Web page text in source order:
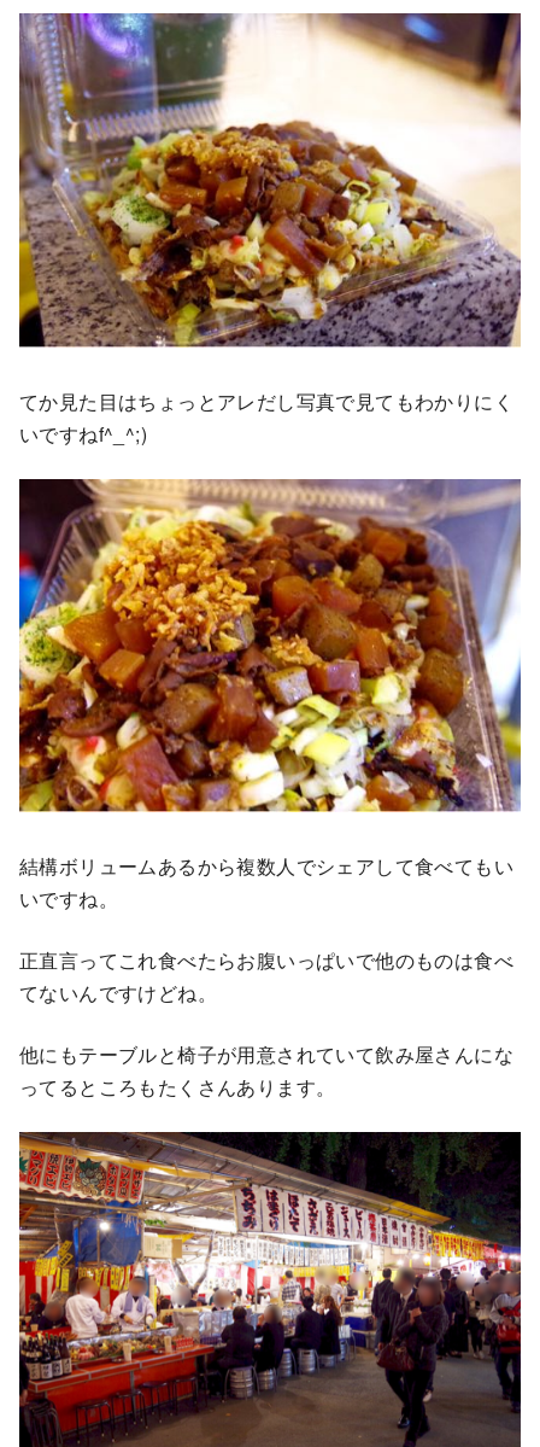
てか見た目はちょっとアレだし写真で見てもわかりにく
いですねf^_^;)
結構ボリュームあるから複数人でシェアして食べてもい
いですね。
正直言ってこれ食べたらお腹いっぱいで他のものは食べ
てないんですけどね。
他にもテーブルと椅子が用意されていて飲み屋さんにな
ってるところもたくさんあります。